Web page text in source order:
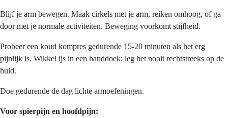
Blijf je arm bewegen. Maak cirkels met je arm, reiken omhoog, of ga
door met je normale activiteiten. Beweging voorkomt stijfheid.
Probeer een koud kompres gedurende 15-20 minuten als het erg
pijnlijk is. Wikkel ijs in een handdoek; leg het nooit rechtstreeks op de
huid.
Doe gedurende de dag lichte armoefeningen.
Voor spierpijn en hoofdpijn: